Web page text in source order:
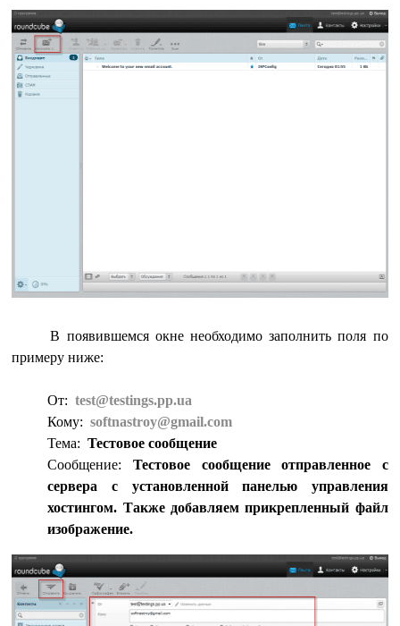
В появившемся окне необходимо заполнить поля по
примеру ниже:
От:test@testings.pp.ua
Кому:softnastroy@gmail.com
Тема:Тестовое сообщение
Сообщение: Тестовое сообщение отправленное с
сервера с установленной панелью управления
хостингом. Также добавляем прикрепленный файл
изображение.